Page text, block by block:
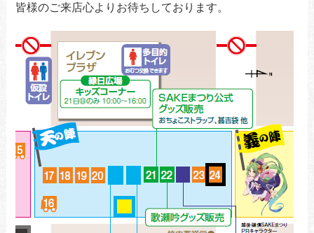
皆様のご来店心よりお待ちしております。